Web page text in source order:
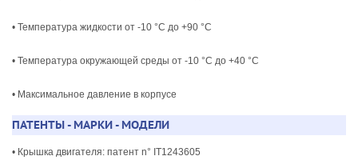
• Температура жидкости от -10 °C до +90 °C
• Температура окружающей среды от -10 °C до +40 °C
• Максимальное давление в корпусе
ПАТЕНТЫ - МАРКИ - МОДЕЛИ
• Крышка двигателя: патент n° IT1243605